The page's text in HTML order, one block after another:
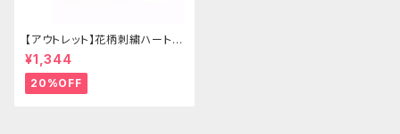
【アウトレット】花柄刺繍ハートバ
ッグ
¥1,344
20%OFF